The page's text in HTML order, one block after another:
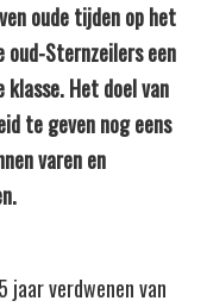
oude tijden op het
oud-Sternzeilers een
klasse.Het doel van
te geven nog eens
varen en
jaar verdwenen van